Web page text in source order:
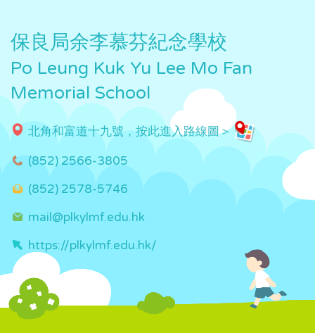
保良局余李慕芬紀念學校
Po Leung Kuk Yu Lee Mo Fan
Memorial School
北角和富道十九號，按此進入路線圖＞
(852) 2566-3805
(852) 2578-5746
mail@plkylmf.edu.hk
https://plkylmf.edu.hk/